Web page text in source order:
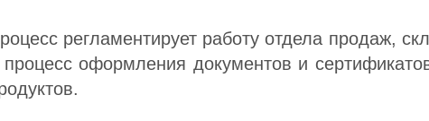
регламентирует работу отдела продаж,
оформления документов и